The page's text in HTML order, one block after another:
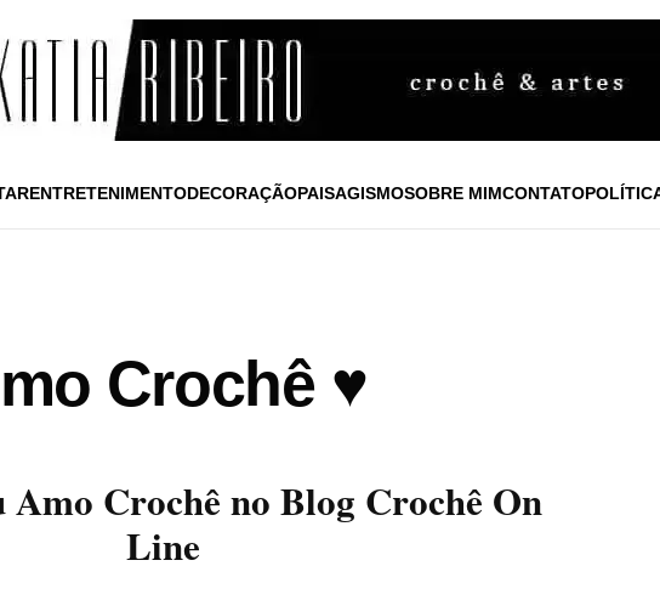
ENTRETENIMENTODECORAÇÃOPAISAGISMOSOBRE MIMCONTATO
Crochê ♥
Amo Crochê no Blog Crochê On
Line